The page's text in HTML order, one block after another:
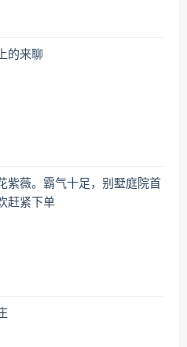
的来聊
紫薇。霸气十足，别墅庭院首
赶紧下单